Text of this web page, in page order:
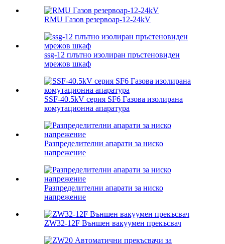
RMU Газов резервоар-12-24kV
ssg-12 плътно изолиран пръстеновиден
мрежов шкаф
SSF-40.5kV серия SF6 Газова изолирана
комутационна апаратура
Разпределителни апарати за ниско
напрежение
Разпределителни апарати за ниско
напрежение
ZW32-12F Външен вакуумен прекъсвач